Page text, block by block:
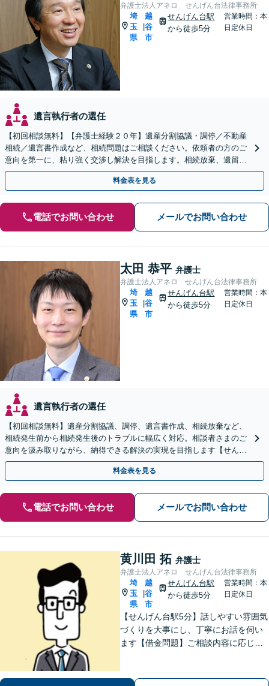
弁護士法人アネロ せんげん台法律事務所
埼
玉
県
|
越
谷
市
せんげん台駅
から徒歩5分
営業時間：本
日定休日
遺言執行者の選任
【初回相談無料】【弁護士経験２０年】遺産分割協議・調停／不動産
相続／遺言書作成など、相続問題はご相談ください。依頼者の方のご
意向を第一に、粘り強く交渉し解決を目指します。相続放棄、遺留分
侵害額請求もお任せください【せんげん台駅5分】
料金表を見る
電話でお問い合わせ メールでお問い合わせ
太田 恭平 弁護士
弁護士法人アネロ せんげん台法律事務所
埼
玉
県
|
越
谷
市
せんげん台駅
から徒歩5分
営業時間：本
日定休日
遺言執行者の選任
【初回相談無料】遺産分割協議、調停、遺言書作成、相続放棄など、
相続発生前から相続発生後のトラブルに幅広く対応。相談者さまのご
意向を汲み取りながら、納得できる解決の実現を目指します【せんげ
ん台駅より徒歩5分】
料金表を見る
電話でお問い合わせ メールでお問い合わせ
黄川田 拓 弁護士
弁護士法人アネロ せんげん台法律事務所
埼
玉
県
|
越
谷
市
せんげん台駅
から徒歩5分
営業時間：本
日定休日
【せんげん台駅5分】話しやすい雰囲気
づくりを大事にし、丁寧にお話を伺い
ます【借金問題】ご相談内容に応じて
勤務経験を活かし、相談者さま目線に